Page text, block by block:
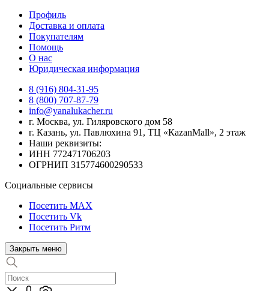
Профиль
Доставка и оплата
Покупателям
Помощь
О нас
Юридическая информация
8 (916) 804-31-95
8 (800) 707-87-79
info@yanalukacher.ru
г. Москва, ул. Гиляровского дом 58
г. Казань, ул. Павлюхина 91, ТЦ «КazanMall», 2 этаж
Наши реквизиты:
ИНН 772471706203
ОГРНИП 315774600290533
Социальные сервисы
Посетить MAX
Посетить Vk
Посетить Ритм
Закрыть меню